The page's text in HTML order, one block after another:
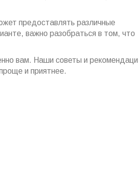
предоставлять различные
важно разобраться в том, что
вам. Наши советы и
и приятнее.